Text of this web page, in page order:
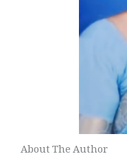
About The Author